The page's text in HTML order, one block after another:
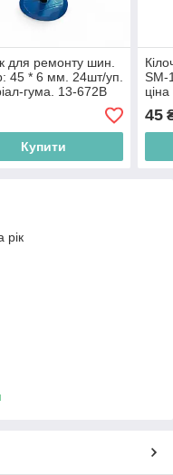
для ремонту шин.
45 * 6 мм. 24шт/уп.
гума. 13-672В
Купити
SM-
45
рік